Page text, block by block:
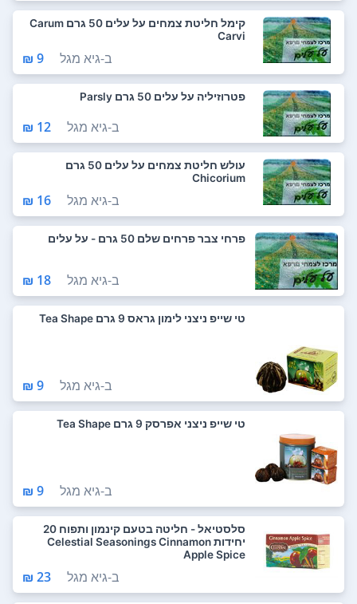
קימל חליטת צמחים על עלים 50 גרם Carum
Carvi
ב-גיא מגל 9 ₪
פטרוזיליה על עלים 50 גרם Parsly
ב-גיא מגל 12 ₪
עולש חליטת צמחים על עלים 50 גרם
Chicorium
ב-גיא מגל 16 ₪
פרחי צבר פרחים שלם 50 גרם - על עלים
ב-גיא מגל 18 ₪
טי שייפ ניצני לימון גראס 9 גרם Tea Shape
ב-גיא מגל 9 ₪
טי שייפ ניצני אפרסק 9 גרם Tea Shape
ב-גיא מגל 9 ₪
סלסטיאל - חליטה בטעם קינמון ותפוח 20
יחידות Celestial Seasonings Cinnamon
Apple Spice
ב-גיא מגל 23 ₪